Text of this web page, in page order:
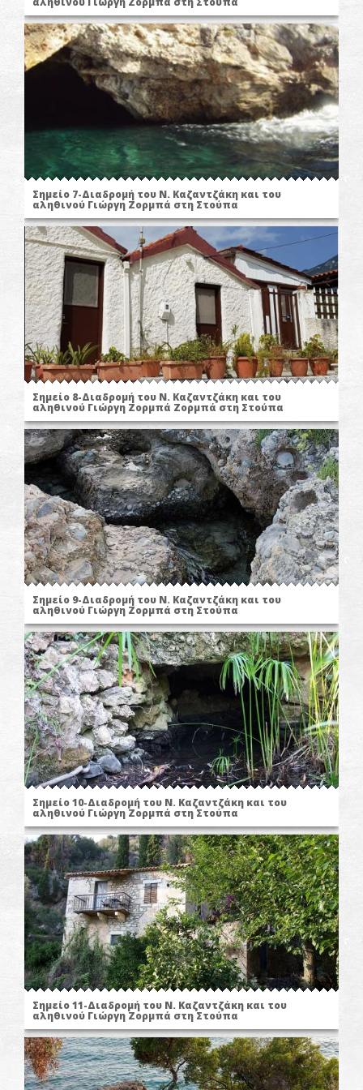
Σημείο 7-Διαδρομή του Ν. Καζαντζάκη και του
αληθινού Γιώργη Ζορμπά στη Στούπα
Σημείο 8-Διαδρομή του Ν. Καζαντζάκη και του
αληθινού Γιώργη Ζορμπά Ζορμπά στη Στούπα
Σημείο 9-Διαδρομή του Ν. Καζαντζάκη και του
αληθινού Γιώργη Ζορμπά στη Στούπα
Σημείο 10-Διαδρομή του Ν. Καζαντζάκη και του
αληθινού Γιώργη Ζορμπά στη Στούπα
Σημείο 11-Διαδρομή του Ν. Καζαντζάκη και του
αληθινού Γιώργη Ζορμπά στη Στούπα